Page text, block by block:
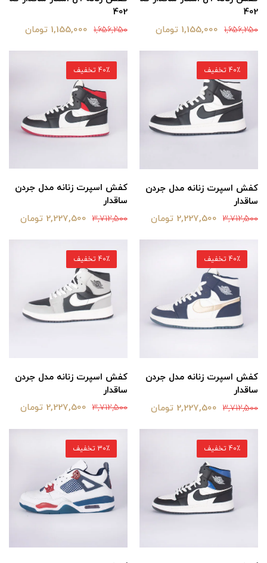
402
1,656,250 1,155,000 تومان
402
1,656,250 1,155,000 تومان
کفش اسپرت زنانه مدل جردن
ساقدار
3,712,500 2,227,500 تومان
40٪ تخفیف
کفش اسپرت زنانه مدل جردن
ساقدار
3,712,500 2,227,500 تومان
40٪ تخفیف
کفش اسپرت زنانه مدل جردن
ساقدار
3,712,500 2,227,500 تومان
40٪ تخفیف
کفش اسپرت زنانه مدل جردن
ساقدار
3,712,500 2,227,500 تومان
40٪ تخفیف
40٪ تخفیف 30٪ تخفیف